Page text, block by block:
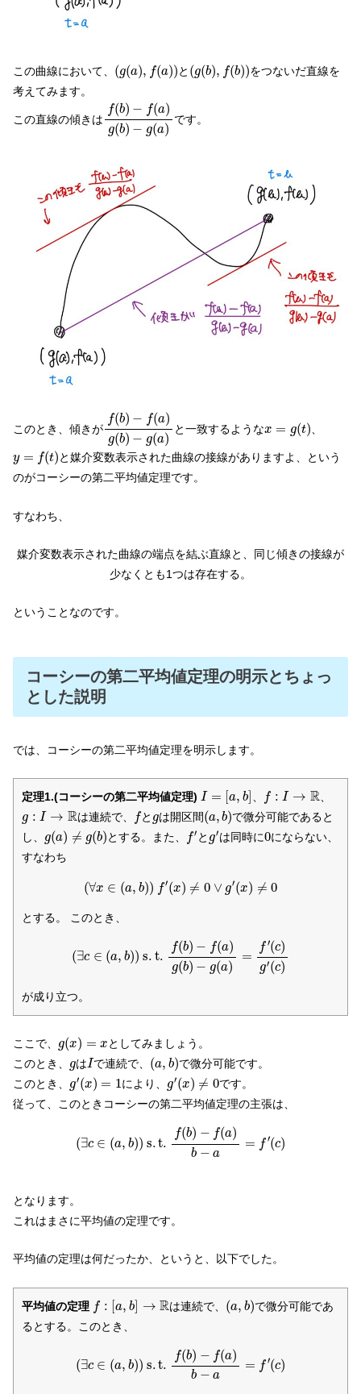
この曲線において、 (g(a), f(a))
( ( ) (a ) と (g(b), f(b))
(g (b) (b ))をつないだ直線を
考えてみます。
この直線の傾きは
f(b) − f(a)
g(b) − g(a)
(b) − )g b
です。
このとき、傾きが
f(b) − f(a)
g(b) − g(a)
(b) − )g b
と一致するようなx = g(t)
)
y = f(t)
)
と媒介変数表示された曲線の接線がありますよ、という
のがコーシーの第二平均値定理です。
すなわち、
媒介変数表示された曲線の端点を結ぶ直線と、同じ傾きの接線が
少なくとも1つは存在する。
ということなのです。
コーシーの第二平均値定理の明示とちょっ
とした説明
では、コーシーの第二平均値定理を明示します。
定理1.(コーシーの第二平均値定理) I = [a, b
I= ,b
f : I → R
f: I→
g : I → R
g I → R は連続で、 fと g
gは開区間(a, b)
(a b )で微分可能であると
し、 g(a) ≠ g(b)
( ) g b) とする。また、 f′
f′ と g′′は同時に0
0にならない、
すなわち
(∀x ∈ (a, b)) f′(x) ≠ 0 ∨ g′(x) ≠ 0
∈ a ,b ) f x ≠ 0∨ (x ≠
とする。 このとき、
(∃c ∈ (a, b)) s. t.
f(b) − f(a)
g(b) − g(a)
=
f′(c)
g′(c)
b)− )g b a)= f′
が成り立つ。
ここで、 g(x) = x
( )
としてみましょう。
このとき、 g
gはII で連続で、 (a, b)
( b )で微分可能です。
このとき、 g′(x) = 1
′(x ) により、 g′(x) ≠ 0
′(x )≠ 0
です。
従って、このときコーシーの第二平均値定理の主張は、
(∃c ∈ (a, b)) s.t.
f(b) − f(a)
b − a
= f′(c)
f(b ) a) −
となります。
これはまさに平均値の定理です。
平均値の定理は何だったか、というと、以下でした。
平均値の定理 f : [a, b] → R
: , → は連続で、 (a, b)
( b )で微分可能であ
るとする。このとき、
(∃c ∈ (a, b)) s.t.
f(b) − f(a)
b − a
= f′(c)
f(b ) a) −